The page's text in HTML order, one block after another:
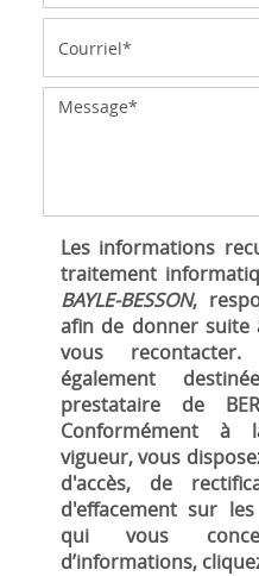
Les informations
traitement
BAYLE-BESSON,
afin de donner suite
vous
également
prestataire de
Conformément à
vigueur, vous
d'accès, de
d'effacement sur
qui vous
d’informations,